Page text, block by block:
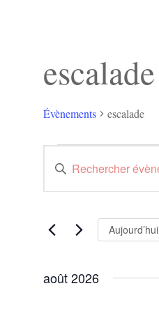
escalade
Évènements escalade
Évènements
Recherche
navigation
de
Évènements
mot-
par
mot-
Aujourd’hui
août 2026